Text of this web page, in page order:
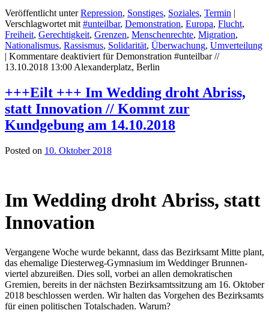
Veröffentlicht unter Repression, Sonstiges, Soziales, Termin |
Verschlagwortet mit #unteilbar, Demonstration, Europa, Flucht,
Freiheit, Gerechtigkeit, Grenzen, Menschenrechte, Migration,
Nationalismus, Rassismus, Solidarität, Überwachung, Umverteilung
| Kommentare deaktiviert für Demonstration #unteilbar //
13.10.2018 13:00 Alexanderplatz, Berlin
+++Eilt +++ Im Wedding droht Abriss,
statt Innovation // Kommt zur
Kundgebung am 14.10.2018
Posted on 10. Oktober 2018
Im Wedding droht Abriss, statt
Innovation
Vergangene Woche wurde bekannt, dass das Bezirksamt Mitte plant,
das ehemalige Diesterweg-Gymnasium im Weddinger Brunnen­
viertel abzureißen. Dies soll, vorbei an allen demokratischen
Gremien, bereits in der nächsten Bezirksamts­sitzung am 16. Oktober
2018 beschlossen werden. Wir halten das Vorgehen des Bezirksamts
für einen politischen Totalschaden. Warum?